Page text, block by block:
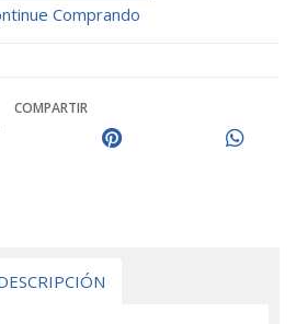
Comprando
COMPARTIR